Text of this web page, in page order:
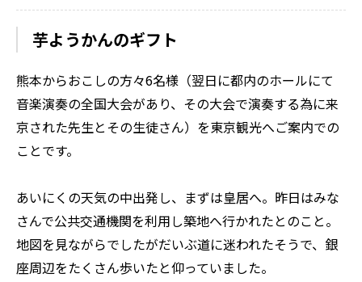
芋ようかんのギフト
熊本からおこしの方々6名様（翌日に都内のホールにて
音楽演奏の全国大会があり、その大会で演奏する為に来
京された先生とその生徒さん）を東京観光へご案内での
ことです。
あいにくの天気の中出発し、まずは皇居へ。昨日はみな
さんで公共交通機関を利用し築地へ行かれたとのこと。
地図を見ながらでしたがだいぶ道に迷われたそうで、銀
座周辺をたくさん歩いたと仰っていました。